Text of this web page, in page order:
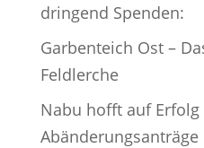
dringend Spenden:
Garbenteich Ost –
Feldlerche
Nabu hofft auf Erfolg
Abänderungsanträge